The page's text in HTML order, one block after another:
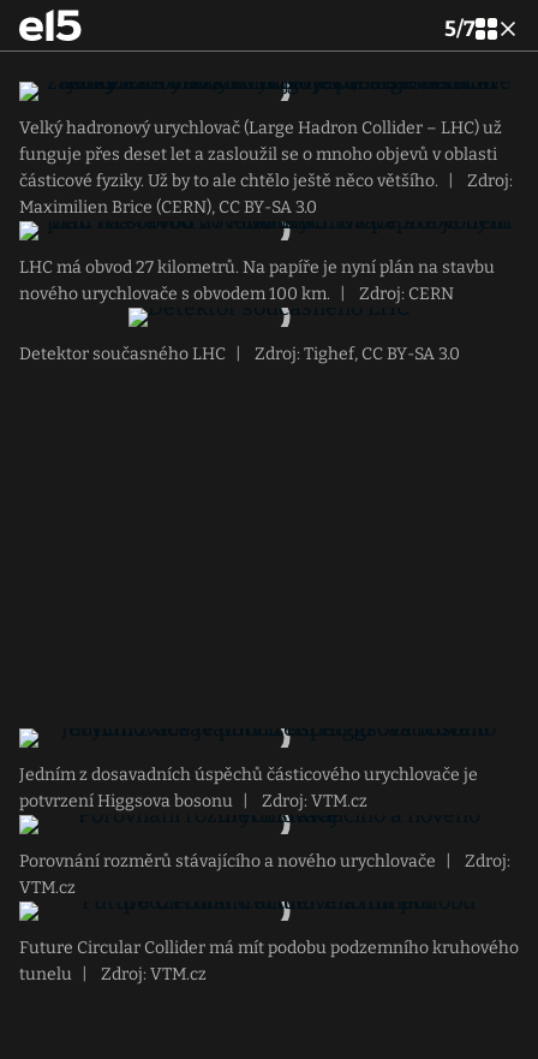
5/7
Velký hadronový urychlovač (Large Hadron Collider – LHC) už
funguje přes deset let a zasloužil se o mnoho objevů v oblasti
částicové fyziky. Už by to ale chtělo ještě něco většího.
Zdroj:
Maximilien Brice (CERN), CC BY-SA 3.0
LHC má obvod 27 kilometrů. Na papíře je nyní plán na stavbu
nového urychlovače s obvodem 100 km.
Zdroj: CERN
Detektor současného LHC Zdroj: Tighef, CC BY-SA 3.0
Jedním z dosavadních úspěchů částicového urychlovače je
potvrzení Higgsova bosonu
Zdroj: VTM.cz
Porovnání rozměrů stávajícího a nového urychlovače
Zdroj:
VTM.cz
Future Circular Collider má mít podobu podzemního kruhového
tunelu
Zdroj: VTM.cz